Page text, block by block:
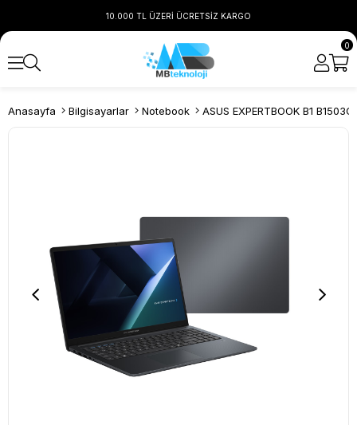
10.000 TL ÜZERİ ÜCRETSİZ KARGO
0
Anasayfa Bilgisayarlar Notebook